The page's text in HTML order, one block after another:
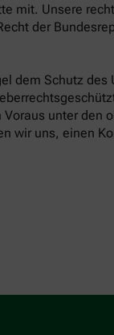
mit. Unsere
der
dem Schutz
unter den
wir uns, einen